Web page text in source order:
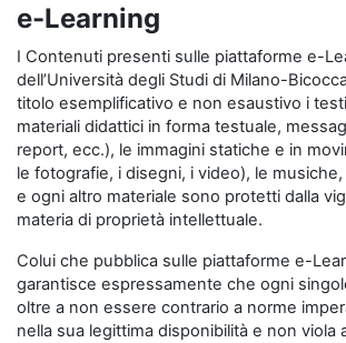
e-Learning
I Contenuti presenti sulle piattaforme e-
dell’Università degli Studi di Milano-
titolo esemplificativo e non esaustivo i
materiali didattici in forma testuale,
report, ecc.), le immagini statiche e in
le fotografie, i disegni, i video), le
e ogni altro materiale sono protetti dalla
materia di proprietà intellettuale.
Colui che pubblica sulle piattaforme e-
garantisce espressamente che ogni
oltre a non essere contrario a norme
nella sua legittima disponibilità e non viola